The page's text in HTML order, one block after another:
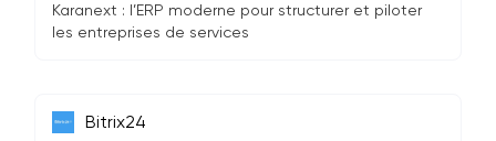
Karanext : l’ERP moderne pour structurer et piloter
les entreprises de services
Bitrix24